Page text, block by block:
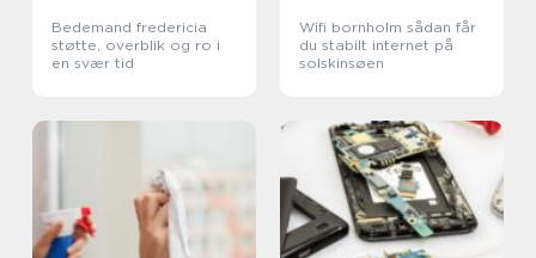
Bedemand fredericia
støtte, overblik og ro i
en svær tid
Wifi bornholm sådan får
du stabilt internet på
solskinsøen